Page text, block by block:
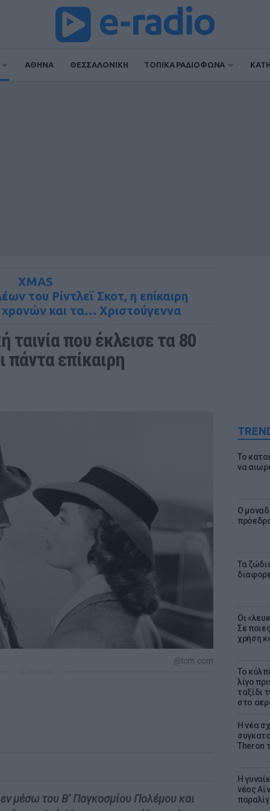
ΑΘΗΝΑ ΘΕΣΣΑΛΟΝΙΚΗ ΤΟΠΙΚΑ ΡΑΔΙΟΦΩΝΑ
Το
να
Ο
Τα
Οι
Σε
χρήση
Το
λίγο
ταξίδι
στο
Η νέα
Theron
Η
νέος
XMAS
του Ρίντλεϊ Σκοτ, η επίκαιρη
χρονών και τα… Χριστούγεννα
ταινία που έκλεισε τα 80
πάντα επίκαιρη
@tcm.com
μέσω του Β’ Παγκοσμίου Πολέμου και